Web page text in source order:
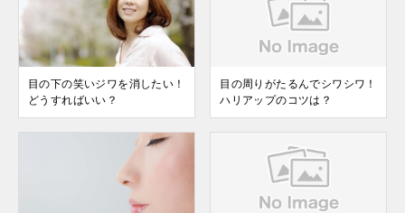
目の下の笑いジワを消したい！
どうすればいい？
目の周りがたるんでシワシワ！
ハリアップのコツは？